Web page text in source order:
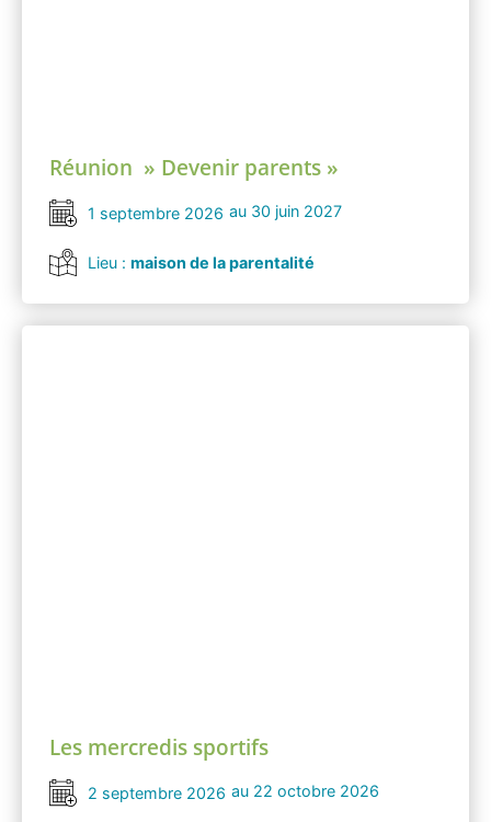
Réunion » Devenir parents »
1 septembre 2026 au 30 juin 2027
Lieu : maison de la parentalité
Les mercredis sportifs
2 septembre 2026 au 22 octobre 2026